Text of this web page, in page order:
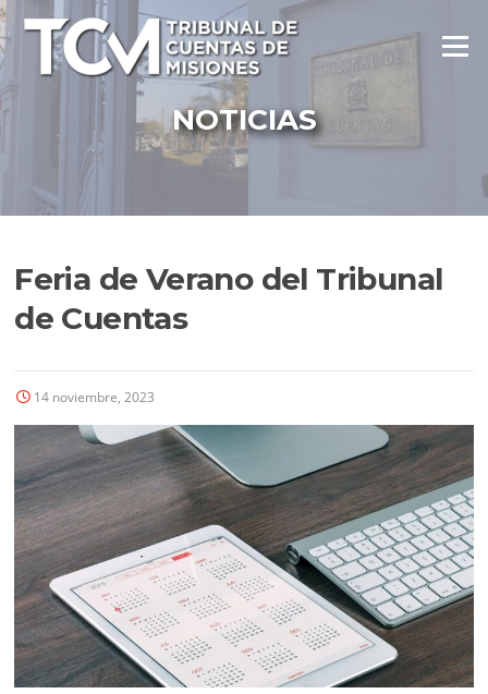
Ir
al
contenido
Menú
NOTICIAS
Feria de Verano del Tribunal
de Cuentas
14 noviembre, 2023